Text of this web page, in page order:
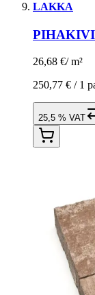
LAKKA
26,68 €/ m²
250,77 € / 1
25,5 % VAT